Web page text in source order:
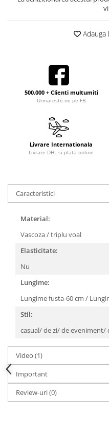
Adauga
500.000 + Clienti multumiti
Urmareste-ne pe FB
Livrare Internationala
Livrare DHL si plata online
Caracteristici
Material:
Vascoza / triplu voal
Elasticitate:
Nu
Lungime:
Lungime fusta-60 cm /
Stil:
casual/ de zi/ de eveniment/
Video (1)
Important
Review-uri(0)